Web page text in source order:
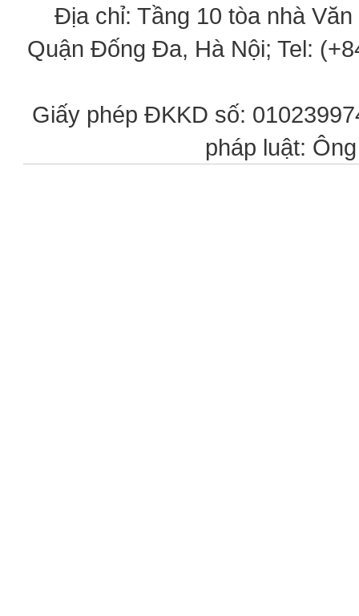
Địa chỉ: Tầng 10 tòa nhà
Quận Đống Đa, Hà Nội; Tel:
Giấy phép ĐKKD số:
pháp luật: